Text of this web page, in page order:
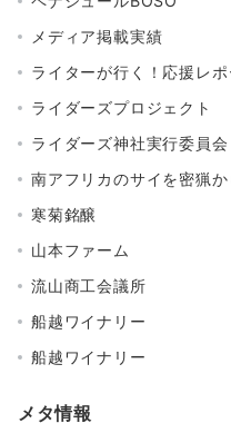
メディア掲載実績
ライターが行く！応援レポ
ライダーズプロジェクト
ライダーズ神社実行委員会
南アフリカのサイを密猟か
寒菊銘醸
山本ファーム
流山商工会議所
船越ワイナリー
船越ワイナリー
メタ情報